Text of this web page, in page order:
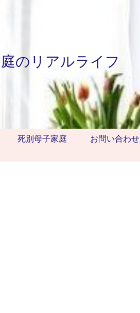
のリアルライフ
死別母子家庭 お問い合わせ